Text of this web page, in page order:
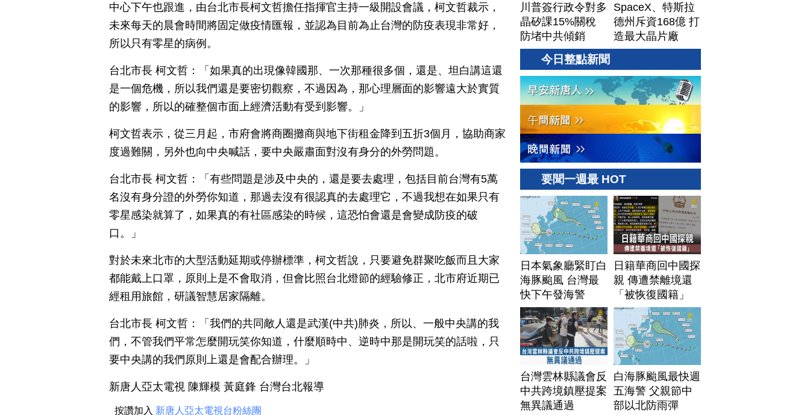
中心下午也跟進，由台北市長柯文哲擔任指揮官主持一級開設會議，柯文哲裁示，
未來每天的晨會時間將固定做疫情匯報，並認為目前為止台灣的防疫表現非常好，
所以只有零星的病例。
台北市長 柯文哲：「如果真的出現像韓國那、一次那種很多個，還是、坦白講這還
是一個危機，所以我們還是要密切觀察，不過因為，那心理層面的影響遠大於實質
的影響，所以的確整個市面上經濟活動有受到影響。」
柯文哲表示，從三月起，市府會將商圈攤商與地下街租金降到五折3個月，協助商家
度過難關，另外也向中央喊話，要中央嚴肅面對沒有身分的外勞問題。
台北市長 柯文哲：「有些問題是涉及中央的，還是要去處理，包括目前台灣有5萬
名沒有身分證的外勞你知道，那過去沒有很認真的去處理它，不過我想在如果只有
零星感染就算了，如果真的有社區感染的時候，這恐怕會還是會變成防疫的破
口。」
對於未來北市的大型活動延期或停辦標準，柯文哲說，只要避免群聚吃飯而且大家
都能戴上口罩，原則上是不會取消，但會比照台北燈節的經驗修正，北市府近期已
經租用旅館，研議智慧居家隔離。
台北市長 柯文哲：「我們的共同敵人還是武漢(中共)肺炎，所以、一般中央講的我
們，不管我們平常怎麼開玩笑你知道，什麼順時中、逆時中那是開玩笑的話啦，只
要中央講的我們原則上還是會配合辦理。」
新唐人亞太電視 陳輝模 黃庭鋒 台灣台北報導
按讚加入 新唐人亞太電視台粉絲團
川普簽行政令對多
晶矽課15%關稅
防堵中共傾銷
SpaceX、特斯拉
德州斥資168億 打
造最大晶片廠
Terafab
今日整點新聞
要聞一週最 HOT
日本氣象廳緊盯白
海豚颱風 台灣最
快下午發海警
日籍華商回中國探
親 傳遭禁離境還
「被恢復國籍」
台灣雲林縣議會反
中共跨境鎮壓提案
無異議通過
白海豚颱風最快週
五海警 父親節中
部以北防雨彈